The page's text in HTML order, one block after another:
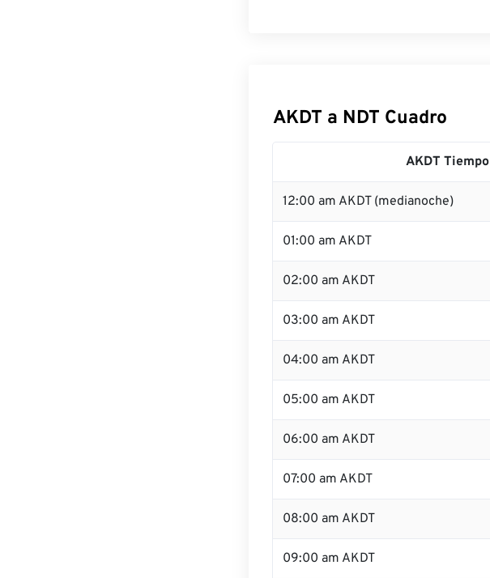
AKDT a NDT Cuadro
AKDT Tiempo
12:00 am AKDT (medianoche)
01:00 am AKDT
02:00 am AKDT
03:00 am AKDT
04:00 am AKDT
05:00 am AKDT
06:00 am AKDT
07:00 am AKDT
08:00 am AKDT
09:00 am AKDT